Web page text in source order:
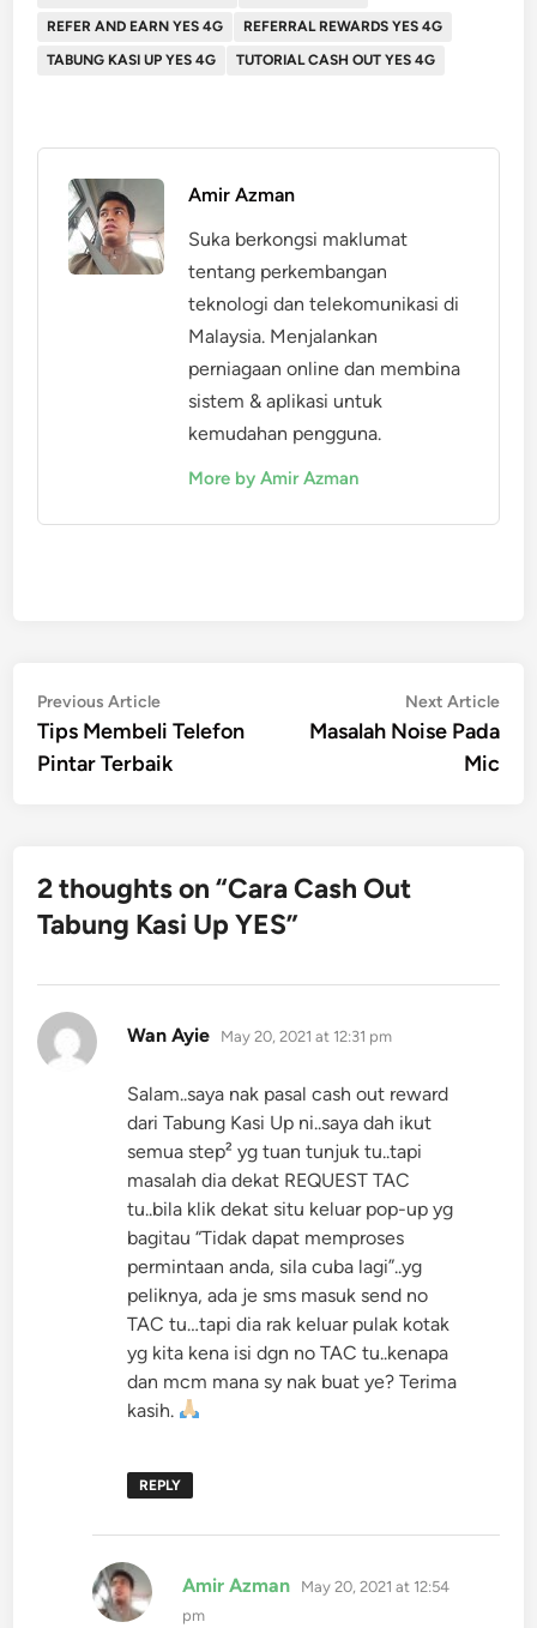
REFER AND EARN YES 4G
REFERRAL REWARDS YES 4G
TABUNG KASI UP YES 4G
TUTORIAL CASH OUT YES 4G
Amir Azman
Suka berkongsi maklumat
tentang perkembangan
teknologi dan telekomunikasi di
Malaysia. Menjalankan
perniagaan online dan membina
sistem & aplikasi untuk
kemudahan pengguna.
More by Amir Azman
Post
navigation
Previous ArticlePrevious
article:
Tips Membeli Telefon
Pintar Terbaik
Next Article
Masalah Noise Pada
Mic
2 thoughts on “Cara Cash Out
Tabung Kasi Up YES”
Wan Ayie says:
May 20, 2021 at 12:31 pm
Salam..saya nak pasal cash out reward
dari Tabung Kasi Up ni..saya dah ikut
semua step² yg tuan tunjuk tu..tapi
masalah dia dekat REQUEST TAC
tu..bila klik dekat situ keluar pop-up yg
bagitau “Tidak dapat memproses
permintaan anda, sila cuba lagi”..yg
peliknya, ada je sms masuk send no
TAC tu…tapi dia rak keluar pulak kotak
yg kita kena isi dgn no TAC tu..kenapa
dan mcm mana sy nak buat ye? Terima
kasih.
REPLY
Amir Azman says:
May 20, 2021 at 12:54
pm